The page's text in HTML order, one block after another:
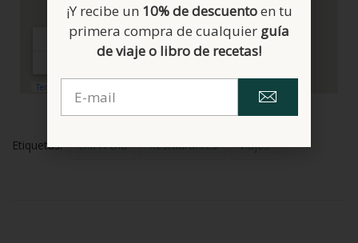
Etiquetas: Día A Día Restaurantes Viajes
¡Y recibe un 10% de descuentoen tu
primera compra de cualquier guía
de viaje o libro de recetas!